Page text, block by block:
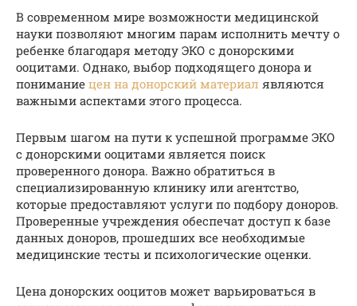
В современном мире возможности медицинской
науки позволяют многим парам исполнить мечту о
ребенке благодаря методу ЭКО с донорскими
ооцитами. Однако, выбор подходящего донора и
понимание цен на донорский материал являются
важными аспектами этого процесса.
Первым шагом на пути к успешной программе ЭКО
с донорскими ооцитами является поиск
проверенного донора. Важно обратиться в
специализированную клинику или агентство,
которые предоставляют услуги по подбору доноров.
Проверенные учреждения обеспечат доступ к базе
данных доноров, прошедших все необходимые
медицинские тесты и психологические оценки.
Цена донорских ооцитов может варьироваться в